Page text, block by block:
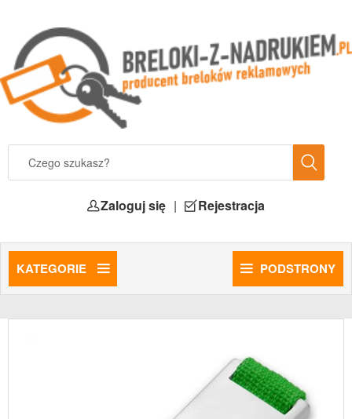
Zaloguj się | Rejestracja
KATEGORIE PODSTRONY